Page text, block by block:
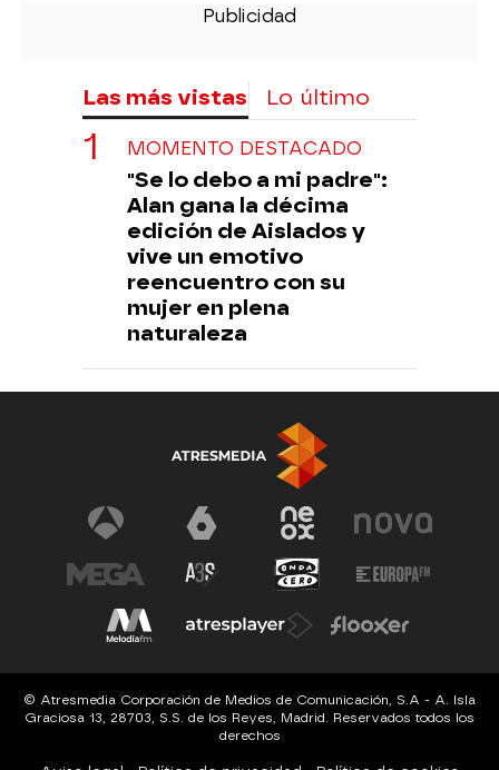
Las más vistas Lo último
MOMENTO DESTACADO
"Se lo debo a mi padre":
Alan gana la décima
edición de Aislados y
vive un emotivo
reencuentro con su
mujer en plena
naturaleza
© Atresmedia Corporación de Medios de Comunicación, S.A - A. Isla
Graciosa 13, 28703, S.S. de los Reyes, Madrid. Reservados todos los
derechos